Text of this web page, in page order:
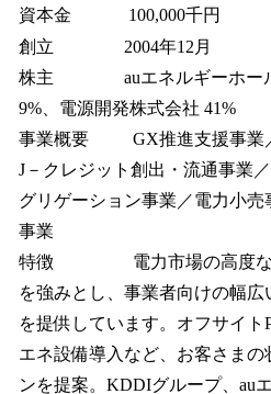
資本金 100,000千円
創立 2004年12月
株主 auエネルギーホール
9%、電源開発株式会社 41%
事業概要 GX推進支援事業／
J－クレジット創出・流通事業
グリゲーション事業／電力小
事業
特徴 電力市場の高度な知
を強みとし、事業者向けの幅
を提供しています。オフサイ
エネ設備導入など、お客さま
ンを提案。KDDIグループ、au